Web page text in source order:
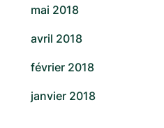
mai 2018
avril 2018
février 2018
janvier 2018